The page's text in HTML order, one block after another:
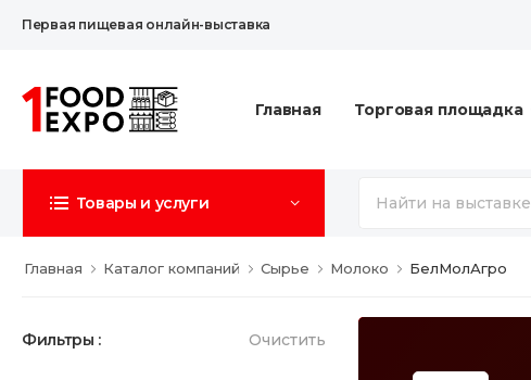
Первая пищевая онлайн-выставка
Главная Торговая площадка
Товары и услуги
Главная Каталог компаний Сырье Молоко БелМолАгро
Фильтры : Очистить